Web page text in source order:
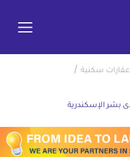
عقارات سكنية /